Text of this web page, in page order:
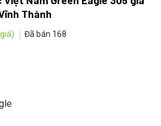
Thành
Đã bán 168